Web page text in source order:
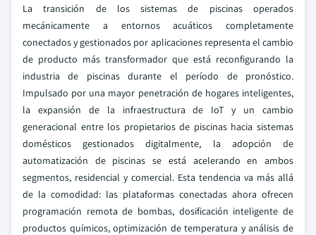
La transición de los sistemas de piscinas operados
mecánicamente a entornos acuáticos completamente
conectados y gestionados por aplicaciones representa el cambio
de producto más transformador que está reconfigurando la
industria de piscinas durante el período de pronóstico.
Impulsado por una mayor penetración de hogares inteligentes,
la expansión de la infraestructura de IoT y un cambio
generacional entre los propietarios de piscinas hacia sistemas
domésticos gestionados digitalmente, la adopción de
automatización de piscinas se está acelerando en ambos
segmentos, residencial y comercial. Esta tendencia va más allá
de la comodidad: las plataformas conectadas ahora ofrecen
programación remota de bombas, dosificación inteligente de
productos químicos, optimización de temperatura y análisis de